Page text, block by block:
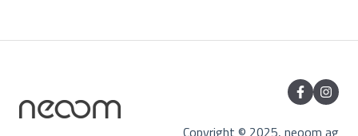
Copyright © 2025, neoom ag